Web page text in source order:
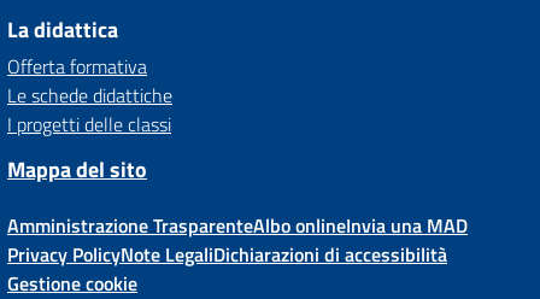
La didattica
Offerta formativa
Le schede didattiche
I progetti delle classi
Mappa del sito
Amministrazione TrasparenteAlbo onlineInvia una MAD
Privacy PolicyNote LegaliDichiarazioni di accessibilità
Gestione cookie